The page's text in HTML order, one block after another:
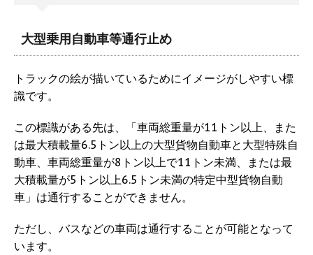
大型乗用自動車等通行止め
トラックの絵が描いているためにイメージがしやすい標
識です。
この標識がある先は、「車両総重量が11トン以上、また
は最大積載量6.5トン以上の大型貨物自動車と大型特殊自
動車、車両総重量が8トン以上で11トン未満、または最
大積載量が5トン以上6.5トン未満の特定中型貨物自動
車」は通行することができません。
ただし、バスなどの車両は通行することが可能となって
います。